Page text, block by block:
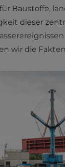
Baustoffe,
dieser
wir die